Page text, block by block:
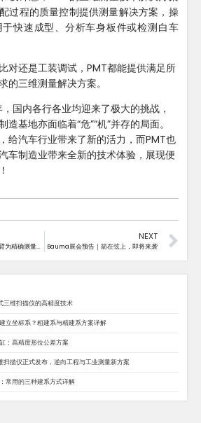
三维扫描仪的高精度技术
立坐标系？粗建系与精建系方案详解
：高精度形位公差方案
扫描仪正式发布，逆向工程与工业测量新方案
常用的三种建系方式详解
过程的质量控制提供测量解决方案，操
快速成型、分析车身板件或检测白车
对还是工装调试，PMT都能提供满足所
的三维测量解决方案。
国内各行各业均迎来了极大的挑战，
基地亦面临着“危”“机”并存的局面。
给汽车行业带来了新的活力，而PMT也
车制造业带来全新的技术体验，展现便
PMT&美达王｜PMT关节臂为精确测量保驾护航
NEXT
Bauma展会预告｜箭在弦上，即将来袭